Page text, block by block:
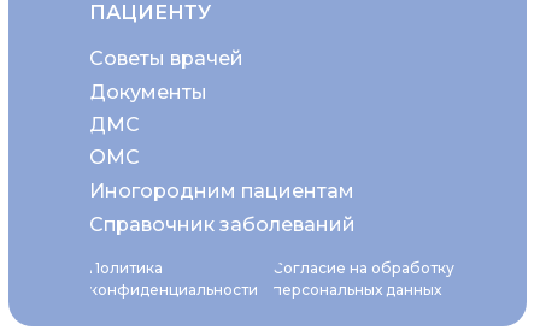
Политика
конфиденциальности
Согласие на обработку
персональных данных
ПАЦИЕНТУ
Советы врачей
ОМС
Документы
ДМС
Иногородним пациентам
Справочник заболеваний